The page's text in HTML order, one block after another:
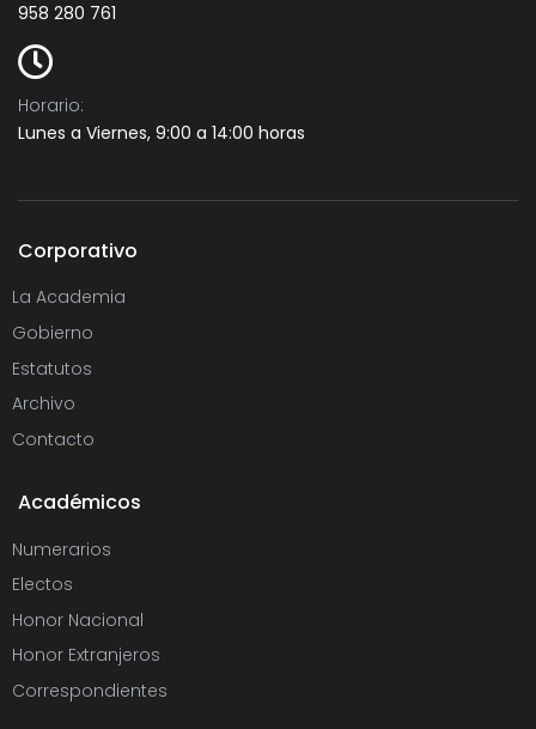
958 280 761
Horario:
Lunes a Viernes, 9:00 a 14:00 horas
Corporativo
La Academia
Gobierno
Estatutos
Archivo
Contacto
Académicos
Numerarios
Electos
Honor Nacional
Honor Extranjeros
Correspondientes